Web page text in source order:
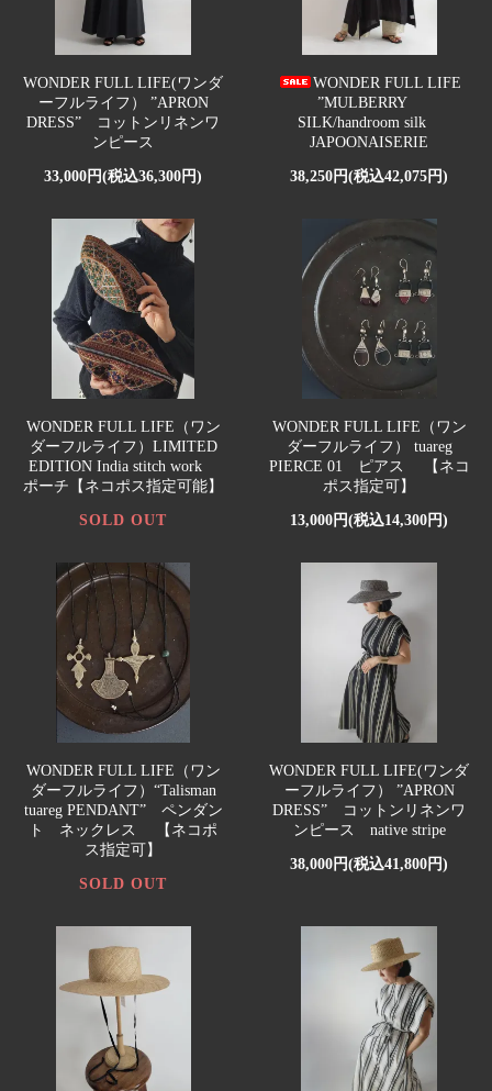
WONDER FULL LIFE(ワンダ
ーフルライフ） ”APRON
DRESS” コットンリネンワ
ンピース
33,000円(税込36,300円)
WONDER FULL LIFE
”MULBERRY
SILK/handroom silk
JAPOONAISERIE
38,250円(税込42,075円)
WONDER FULL LIFE（ワン
ダーフルライフ）LIMITED
EDITION India stitch work
ポーチ【ネコポス指定可能】
SOLD OUT
WONDER FULL LIFE（ワン
ダーフルライフ） tuareg
PIERCE 01 ピアス 【ネコ
ポス指定可】
13,000円(税込14,300円)
WONDER FULL LIFE（ワン
ダーフルライフ）“Talisman
tuareg PENDANT” ペンダン
ト ネックレス 【ネコポ
ス指定可】
SOLD OUT
WONDER FULL LIFE(ワンダ
ーフルライフ） ”APRON
DRESS” コットンリネンワ
ンピース native stripe
38,000円(税込41,800円)